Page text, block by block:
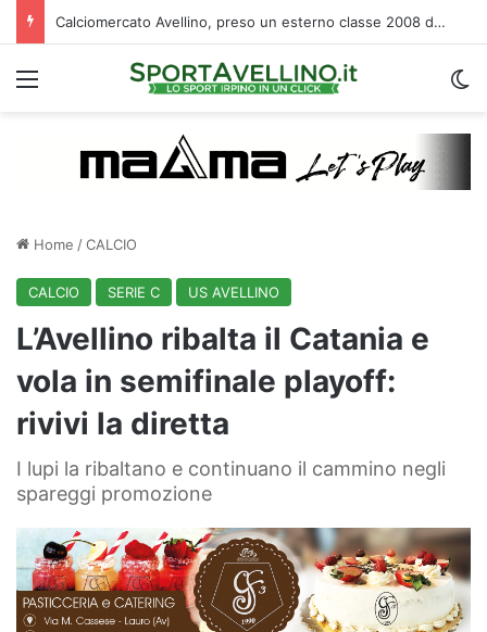
Calciomercato Avellino, preso un esterno classe 2008 dalla Roma: i dettagli
Menu
Home /CALCIO
CALCIO SERIE C US AVELLINO
L’Avellino ribalta il Catania e
vola in semifinale playoff:
rivivi la diretta
I lupi la ribaltano e continuano il cammino negli
spareggi promozione